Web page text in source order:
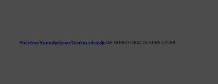
Početna/Samoliječenje/Oralno zdravlje/AFTAMED ORALNI SPREJ 20ML